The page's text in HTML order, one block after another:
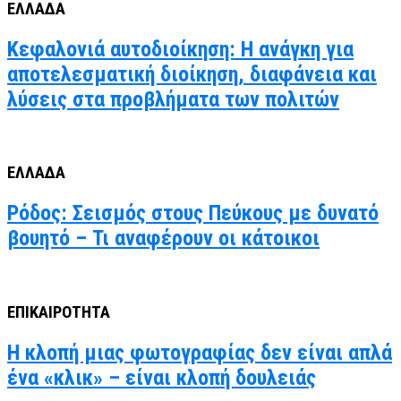
ΕΛΛΑΔΑ
Κεφαλονιά αυτοδιοίκηση: Η ανάγκη για
αποτελεσματική διοίκηση, διαφάνεια και
λύσεις στα προβλήματα των πολιτών
ΕΛΛΑΔΑ
Ρόδος: Σεισμός στους Πεύκους με δυνατό
βουητό – Τι αναφέρουν οι κάτοικοι
ΕΠΙΚΑΙΡΟΤΗΤΑ
Η κλοπή μιας φωτογραφίας δεν είναι απλά
ένα «κλικ» – είναι κλοπή δουλειάς